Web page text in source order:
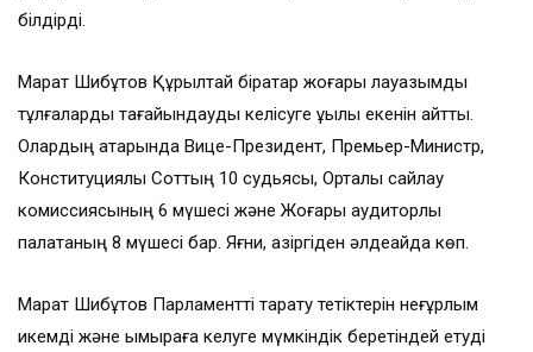
білдірді.
Марат Шибұтов Құрылтай бірқатар жоғары лауазымды
тұлғаларды тағайындауды келісуге құқылы екенін айтты.
Олардың қатарында Вице-Президент, Премьер-Министр,
Конституциялық Соттың 10 судьясы, Орталық сайлау
комиссиясының 6 мүшесі және Жоғары аудиторлық
палатаның 8 мүшесі бар. Яғни, қазіргіден әлдеқайда көп.
Марат Шибұтов Парламентті тарату тетіктерін неғұрлым
икемді және ымыраға келуге мүмкіндік беретіндей етуді